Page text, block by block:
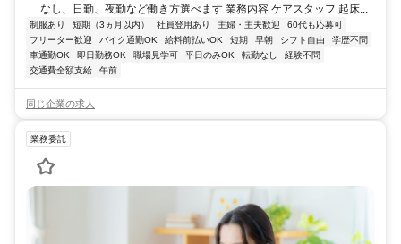
なし、日勤、夜勤など働き方選べます 業務内容 ケアスタッフ 起床...
制服あり 短期（3ヵ月以内） 社員登用あり 主婦・主夫歓迎
60代も応募可
フリーター歓迎
バイク通勤OK 給料前払いOK 短期 早朝 シフト自由
学歴不問
車通勤OK
即日勤務OK 職場見学可 平日のみOK 転勤なし
経験不問
交通費全額支給
午前
同じ企業の求人
業務委託